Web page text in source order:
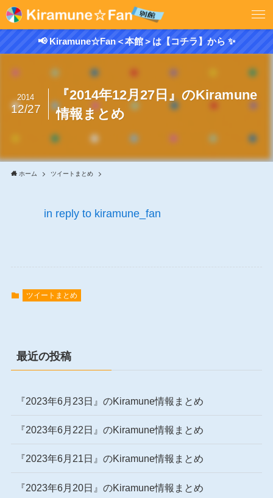
📢 Kiramune☆Fan＜本館＞は【コチラ】から ✨
『2014年12月27日』のKiramune
情報まとめ
2014
12/27
ホーム ツイートまとめ
in reply to kiramune_fan
ツイートまとめ
最近の投稿
『2023年6月23日』のKiramune情報まとめ
『2023年6月22日』のKiramune情報まとめ
『2023年6月21日』のKiramune情報まとめ
『2023年6月20日』のKiramune情報まとめ